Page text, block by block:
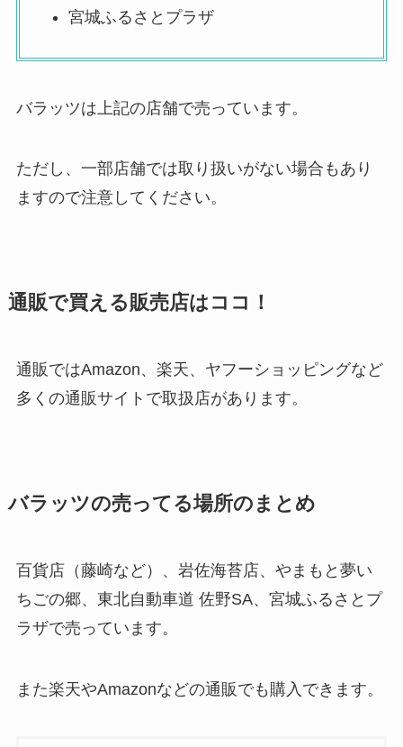
宮城ふるさとプラザ
バラッツは上記の店舗で売っています。
ただし、一部店舗では取り扱いがない場合もあり
ますので注意してください。
通販で買える販売店はココ！
通販ではAmazon、楽天、ヤフーショッピングなど
多くの通販サイトで取扱店があります。
バラッツの売ってる場所のまとめ
百貨店（藤崎など）、岩佐海苔店、やまもと夢い
ちごの郷、東北自動車道 佐野SA、宮城ふるさとプ
ラザで売っています。
また楽天やAmazonなどの通販でも購入できます。